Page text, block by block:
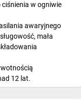
w ogniwie
awaryjnego
mała
12 lat.